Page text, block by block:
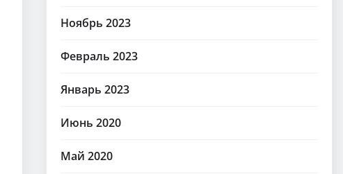
Ноябрь 2023
Февраль 2023
Январь 2023
Июнь 2020
Май 2020